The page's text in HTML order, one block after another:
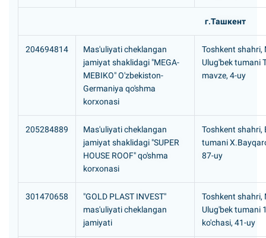
г.Ташкент
204694814
Mas'uliyati cheklangan
jamiyat shaklidagi "MEGA-
MEBIKO" O'zbekiston-
Germaniya qo'shma
korxonasi
Toshkent shahri,
Ulug'bek tumani
mavze, 4-uy
205284889
Mas'uliyati cheklangan
jamiyat shaklidagi "SUPER
HOUSE ROOF" qo'shma
korxonasi
Toshkent shahri,
tumani
87-uy
301470658
"GOLD PLAST INVEST"
mas'uliyati cheklangan
jamiyati
Toshkent shahri,
Ulug'bek tumani
ko'chasi, 41-uy